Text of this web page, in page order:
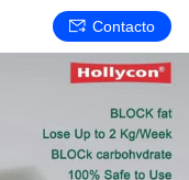
Contacto